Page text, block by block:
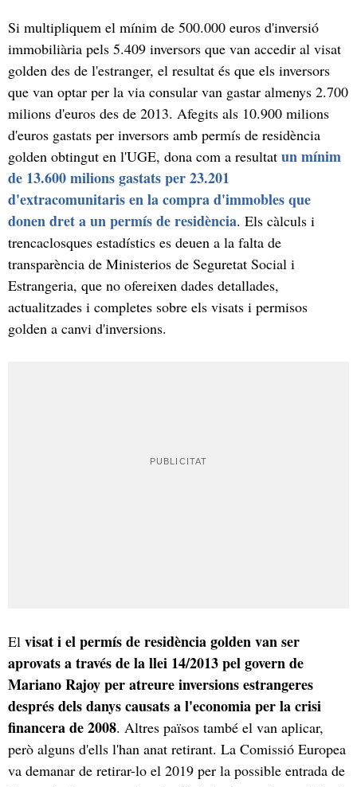
Si multipliquem el mínim de 500.000 euros d'inversió
immobiliària pels 5.409 inversors que van accedir al visat
golden des de l'estranger, el resultat és que els inversors
que van optar per la via consular van gastar almenys 2.700
milions d'euros des de 2013. Afegits als 10.900 milions
d'euros gastats per inversors amb permís de residència
golden obtingut en l'UGE, dona com a resultat un mínim
de 13.600 milions gastats per 23.201
d'extracomunitaris en la compra d'immobles que
donen dret a un permís de residència. Els càlculs i
trencaclosques estadístics es deuen a la falta de
transparència de Ministerios de Seguretat Social i
Estrangeria, que no ofereixen dades detallades,
actualitzades i completes sobre els visats i permisos
golden a canvi d'inversions.
El visat i el permís de residència golden van ser
aprovats a través de la llei 14/2013 pel govern de
Mariano Rajoy per atreure inversions estrangeres
després dels danys causats a l'economia per la crisi
financera de 2008. Altres països també el van aplicar,
però alguns d'ells l'han anat retirant. La Comissió Europea
va demanar de retirar-lo el 2019 per la possible entrada de